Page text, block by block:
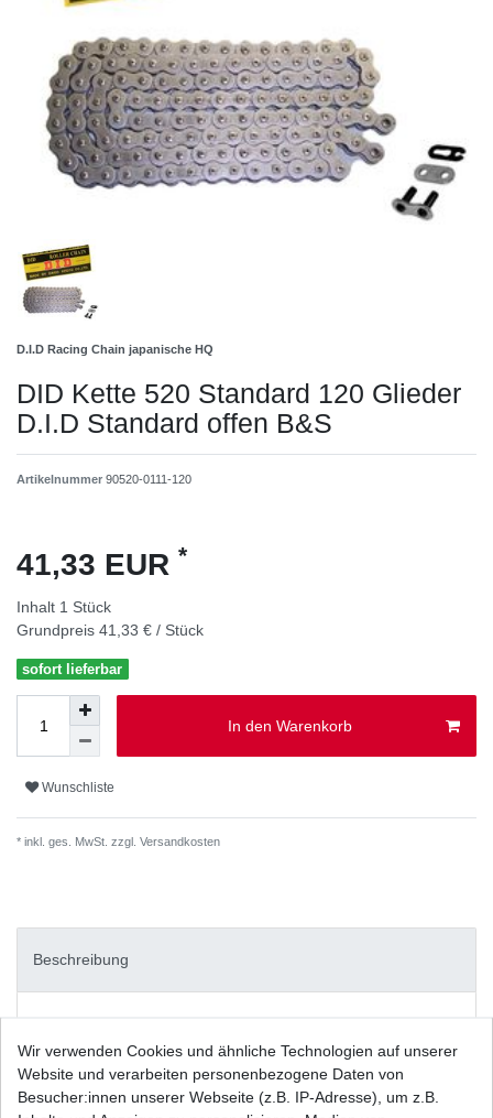
D.I.D Racing Chain japanische HQ
DID Kette 520 Standard 120 Glieder
D.I.D Standard offen B&S
Artikelnummer 90520-0111-120
41,33 EUR *
Inhalt 1 Stück
Grundpreis 41,33 € / Stück
sofort lieferbar
In den Warenkorb
Wunschliste
* inkl. ges. MwSt. zzgl. Versandkosten
Beschreibung
Wir verwenden Cookies und ähnliche Technologien auf unserer
Website und verarbeiten personenbezogene Daten von
Besucher:innen unserer Webseite (z.B. IP-Adresse), um z.B.